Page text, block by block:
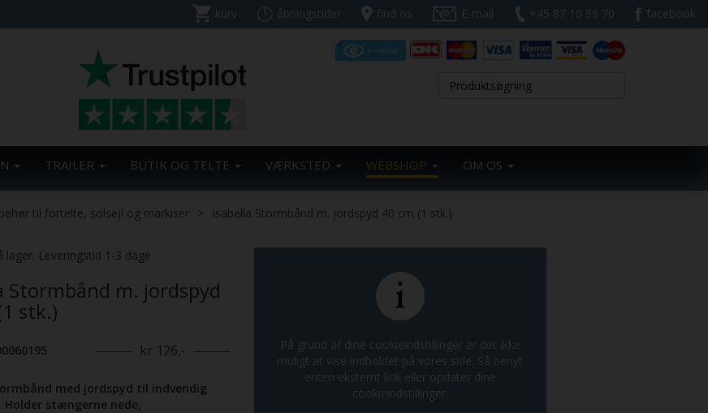
kurv åbningstider find os E-mail +45 87 10 98 70 facebook
TRAILER BUTIK OG TELTE VÆRKSTED WEBSHOP OM OS
til fortelte, solsejl og markiser Isabella Stormbånd m. jordspyd 40 cm (1 stk.)
lager. Leveringstid 1-3 dage
Stormbånd m. jordspyd
stk.)
kr 126,-
med jordspyd til indvendig
stængerne nede,
På grund af dine cookieindstillinger er det ikke
muligt at vise indholdet på vores side. Så benyt
enten eksternt link eller opdater dine
cookieindstillinger.